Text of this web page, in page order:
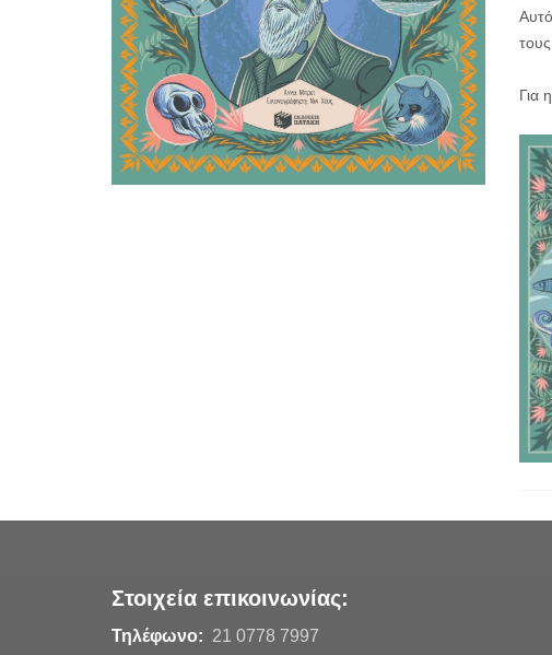
Για
Στοιχεία επικοινωνίας:
Τηλέφωνο: 21 0778 7997